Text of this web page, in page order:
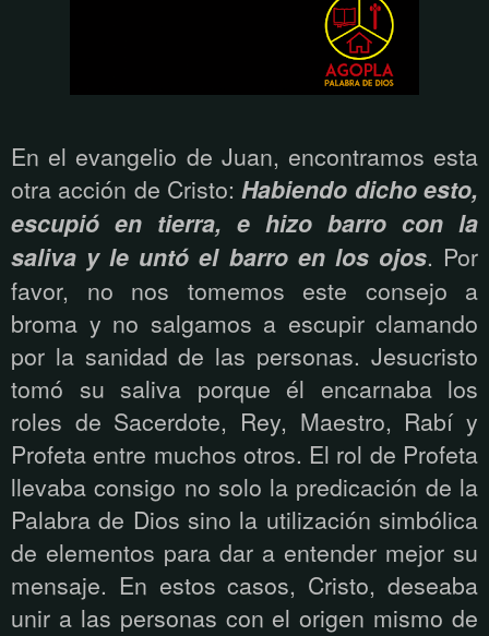
En el evangelio de Juan, encontramos esta
otra acción de Cristo: Habiendo dicho esto,
escupió en tierra, e hizo barro con la
saliva y le untó el barro en los ojos. Por
favor, no nos tomemos este consejo a
broma y no salgamos a escupir clamando
por la sanidad de las personas. Jesucristo
tomó su saliva porque él encarnaba los
roles de Sacerdote, Rey, Maestro, Rabí y
Profeta entre muchos otros. El rol de Profeta
llevaba consigo no solo la predicación de la
Palabra de Dios sino la utilización simbólica
de elementos para dar a entender mejor su
mensaje. En estos casos, Cristo, deseaba
unir a las personas con el origen mismo de